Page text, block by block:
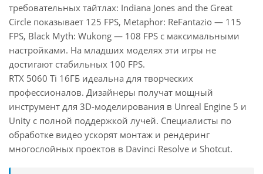
требовательных тайтлах: Indiana Jones and the Great
Circle показывает 125 FPS, Metaphor: ReFantazio — 115
FPS, Black Myth: Wukong — 108 FPS с максимальными
настройками. На младших моделях эти игры не
достигают стабильных 100 FPS.
RTX 5060 Ti 16ГБ идеальна для творческих
профессионалов. Дизайнеры получат мощный
инструмент для 3D-моделирования в Unreal Engine 5 и
Unity с полной поддержкой лучей. Специалисты по
обработке видео ускорят монтаж и рендеринг
многослойных проектов в Davinci Resolve и Shotcut.